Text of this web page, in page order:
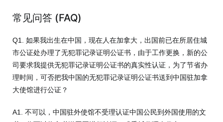
常见问答 (FAQ)
Q1. 如果我出生在中国，现在人在加拿大，出国前已在所居住城
市公证处办理了无犯罪记录证明公证书，由于工作更换，新的公
司要求我提供无犯罪记录证明公证书的真实性认证，为了节省办
理时间，可否把我中国的无犯罪记录证明公证书送到中国驻加拿
大使馆进行公证？
A1. 不可以，中国驻外使馆不受理认证中国公民到外国使用的文